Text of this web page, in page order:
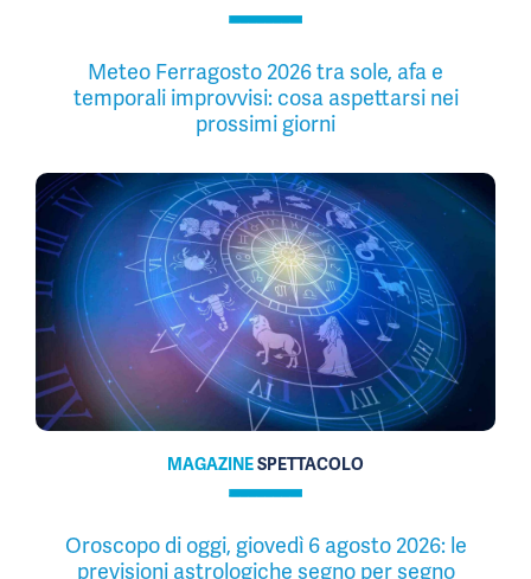
Meteo Ferragosto 2026 tra sole, afa e
temporali improvvisi: cosa aspettarsi nei
prossimi giorni
MAGAZINESPETTACOLO
Oroscopo di oggi, giovedì 6 agosto 2026: le
previsioni astrologiche segno per segno